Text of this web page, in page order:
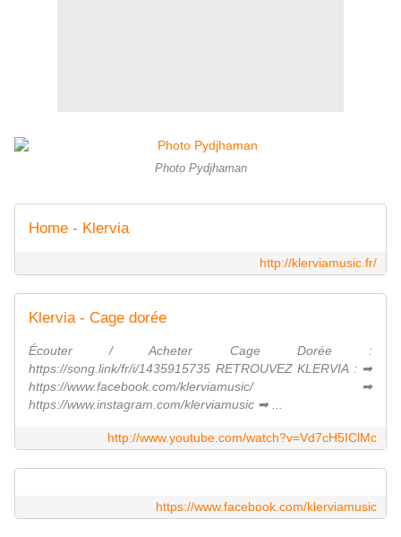
Photo Pydjhaman
Home - Klervia
http://klerviamusic.fr/
Klervia - Cage dorée
Écouter / Acheter Cage Dorée :
https://song.link/fr/i/1435915735 RETROUVEZ KLERVIA : ➡
https://www.facebook.com/klerviamusic/ ➡
https://www.instagram.com/klerviamusic ➡ ...
http://www.youtube.com/watch?v=Vd7cH5IClMc
https://www.facebook.com/klerviamusic